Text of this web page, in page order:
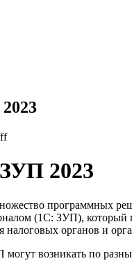
2023
программных
(1C: ЗУП), который
налоговых органов и
возникать по